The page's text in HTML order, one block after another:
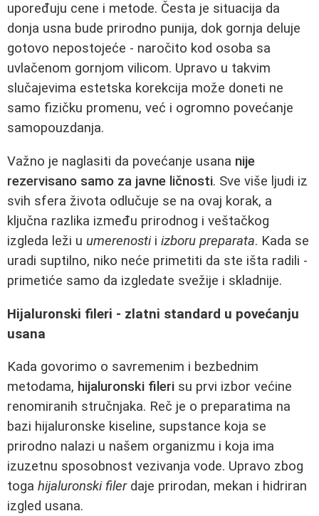
upoređuju cene i metode. Česta je situacija da
donja usna bude prirodno punija, dok gornja deluje
gotovo nepostojeće - naročito kod osoba sa
uvlačenom gornjom vilicom. Upravo u takvim
slučajevima estetska korekcija može doneti ne
samo fizičku promenu, već i ogromno povećanje
samopouzdanja.
Važno je naglasiti da povećanje usana nije
rezervisano samo za javne ličnosti. Sve više ljudi iz
svih sfera života odlučuje se na ovaj korak, a
ključna razlika između prirodnog i veštačkog
izgleda leži u umerenostii izboru preparata. Kada se
uradi suptilno, niko neće primetiti da ste išta radili -
primetiće samo da izgledate svežije i skladnije.
Hijaluronski fileri - zlatni standard u povećanju
usana
Kada govorimo o savremenim i bezbednim
metodama, hijaluronski fileri su prvi izbor većine
renomiranih stručnjaka. Reč je o preparatima na
bazi hijaluronske kiseline, supstance koja se
prirodno nalazi u našem organizmu i koja ima
izuzetnu sposobnost vezivanja vode. Upravo zbog
toga hijaluronski filerdaje prirodan, mekan i hidriran
izgled usana.